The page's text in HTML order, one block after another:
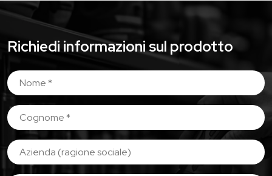
Richiedi informazioni sul prodotto